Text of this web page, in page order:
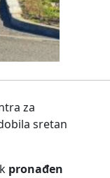
za
sretan
pronađen